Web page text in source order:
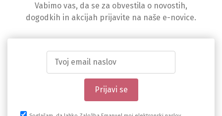
Vabimo vas, da se za obvestila o novostih,
dogodkih in akcijah prijavite na naše e-novice.